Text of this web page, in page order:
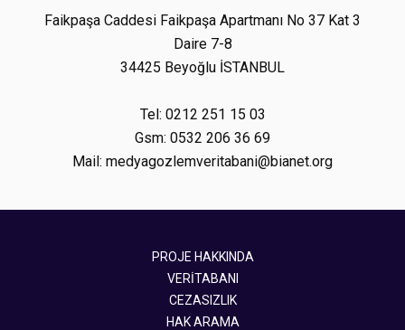
Faikpaşa Caddesi Faikpaşa Apartmanı No 37 Kat 3
Daire 7-8
34425 Beyoğlu İSTANBUL
Tel: 0212 251 15 03
Gsm: 0532 206 36 69
Mail: medyagozlemveritabani@bianet.org
PROJE HAKKINDA
VERİTABANI
CEZASIZLIK
HAK ARAMA